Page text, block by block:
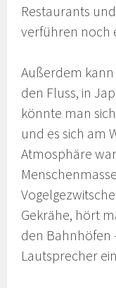
Restaurants
verführen noch
Außerdem
den Fluss, in
könnte man
und es sich am
Atmosphäre
Gekrähe, hört
den Bahnhöfen
Lautsprecher